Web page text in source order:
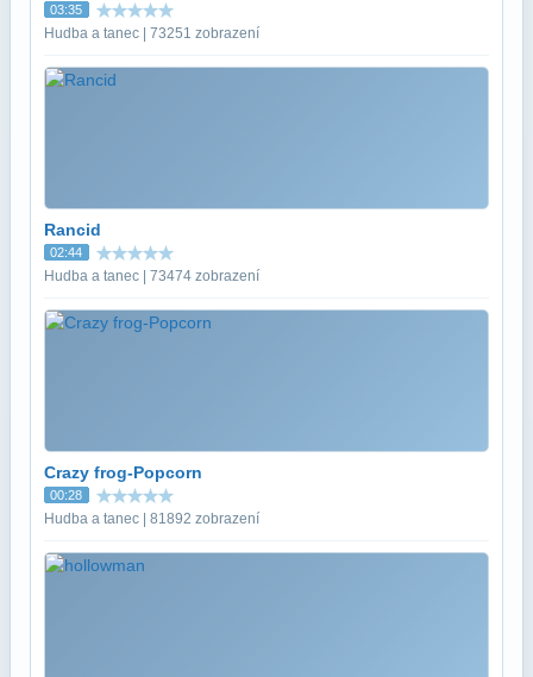
03:35
Hudba a tanec | 73251 zobrazení
Rancid
02:44
Hudba a tanec | 73474 zobrazení
Crazy frog-Popcorn
00:28
Hudba a tanec | 81892 zobrazení